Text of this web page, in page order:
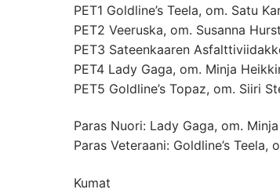
PET1 Goldline’s Teela, om. Satu
PET2 Veeruska, om. Susanna
PET3 Sateenkaaren
PET4 Lady Gaga, om. Minja
PET5 Goldline’s Topaz, om. Siiri
Paras Nuori: Lady Gaga, om.
Paras Veteraani: Goldline’s Teela,
Kumat